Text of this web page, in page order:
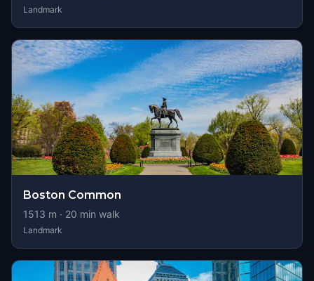
Landmark
Boston Common
1513 m · 20 min walk
Landmark